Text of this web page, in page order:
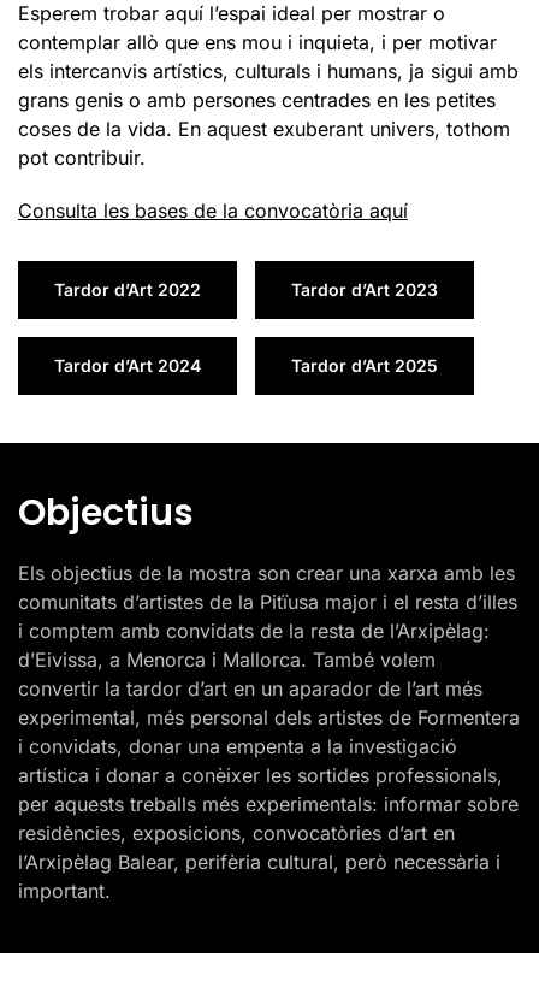
Esperem trobar aquí l’espai ideal per mostrar o
contemplar allò que ens mou i inquieta, i per motivar
els intercanvis artístics, culturals i humans, ja sigui amb
grans genis o amb persones centrades en les petites
coses de la vida. En aquest exuberant univers, tothom
pot contribuir.
Consulta les bases de la convocatòria aquí
Tardor d’Art 2022 Tardor d’Art 2023
Tardor d’Art 2024 Tardor d’Art 2025
Objectius
Els objectius de la mostra son crear una xarxa amb les
comunitats d’artistes de la Pitïusa major i el resta d’illes
i comptem amb convidats de la resta de l’Arxipèlag:
d’Eivissa, a Menorca i Mallorca. També volem
convertir la tardor d’art en un aparador de l’art més
experimental, més personal dels artistes de Formentera
i convidats, donar una empenta a la investigació
artística i donar a conèixer les sortides professionals,
per aquests treballs més experimentals: informar sobre
residències, exposicions, convocatòries d’art en
l’Arxipèlag Balear, perifèria cultural, però necessària i
important.